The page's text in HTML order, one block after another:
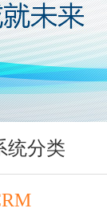
统分类